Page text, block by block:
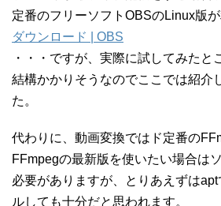
定番のフリーソフトOBSのLinux版が
ダウンロード | OBS
・・・ですが、実際に試してみたと
結構かかりそうなのでここでは紹介
た。
代わりに、動画変換ではド定番の
FFmpegの最新版を使いたい場合は
必要がありますが、とりあえずは
ルしても十分だと思われます。